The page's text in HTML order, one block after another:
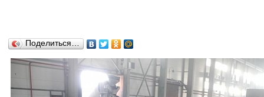
Поделиться…